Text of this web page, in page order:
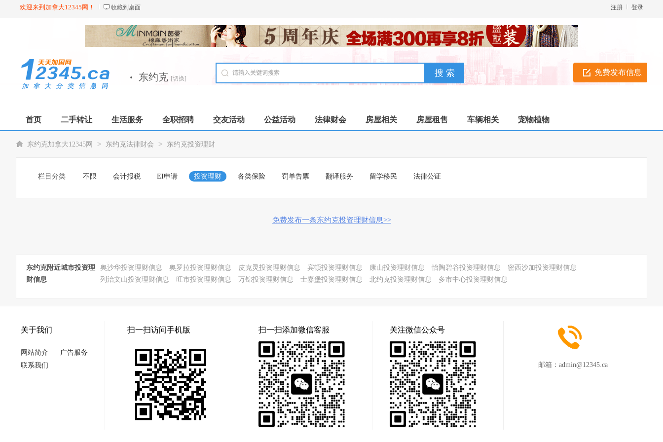
欢迎来到加拿大12345网！ 收藏到桌面 登录
注册
免费发布信息
· 东约克 [切换]
首页 二手转让 生活服务 全职招聘 交友活动 公益活动 法律财会 房屋相关 房屋租售 车辆相关 宠物植物
东约克加拿大12345网 > 东约克法律财会 > 东约克投资理财
栏目分类 不限 会计报税 EI申请 投资理财 各类保险 罚单告票 翻译服务 留学移民 法律公证
免费发布一条东约克投资理财信息>>
东约克附近城市投资理
财信息
奥沙华投资理财信息 奥罗拉投资理财信息 皮克灵投资理财信息 宾顿投资理财信息 康山投资理财信息 怡陶碧谷投资理财信息
密西沙加投资理财信息
列治文山投资理财信息
旺市投资理财信息 万锦投资理财信息 士嘉堡投资理财信息 北约克投资理财信息 多市中心投资理财信息
关于我们
网站简介
广告服务
联系我们
扫一扫访问手机版 扫一扫添加微信客服 关注微信公众号
邮箱： admin@12345.ca